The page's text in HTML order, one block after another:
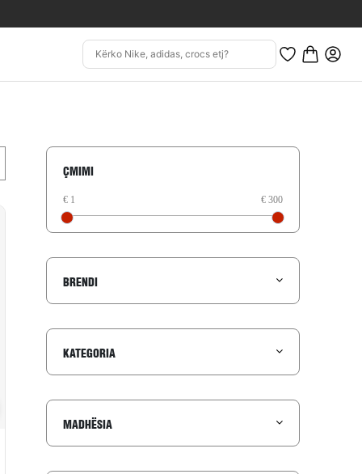
në wishlist
ÇMIMI
BRENDI
KATEGORIA
MADHËSIA